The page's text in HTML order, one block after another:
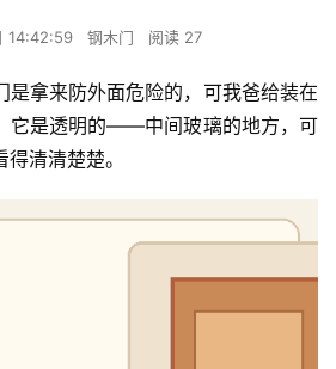
14:42:59 钢木门 阅读 27
是拿来防外面危险的，可我爸给装在
它是透明的——中间玻璃的地方，可
清清楚楚。